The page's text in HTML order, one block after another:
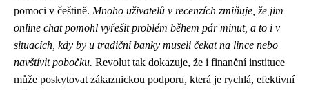
pomoci v češtině. Mnoho uživatelů v recenzích zmiňuje, že jim
online chat pomohl vyřešit problém během pár minut, a to i v
situacích, kdy by u tradiční banky museli čekat na lince nebo
navštívit pobočku. Revolut tak dokazuje, že i finanční instituce
může poskytovat zákaznickou podporu, která je rychlá, efektivní